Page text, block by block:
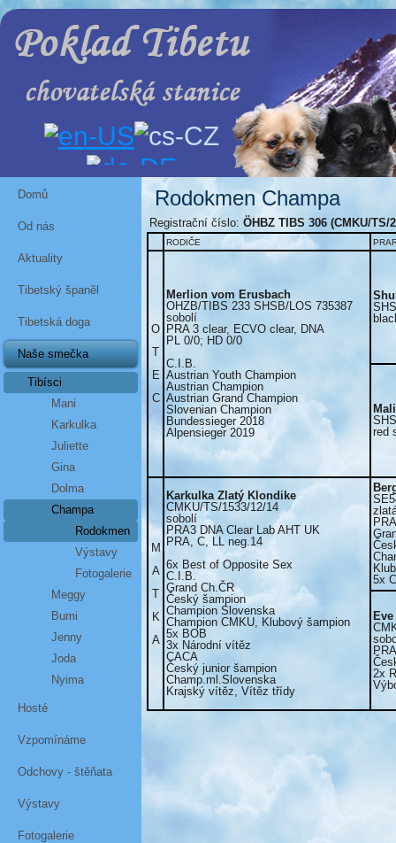
Domů
Od nás
Aktuality
Tibetský španěl
Tibetská doga
Naše smečka
Tibísci
Mani
Karkulka
Juliette
Gina
Dolma
Champa
Rodokmen
Výstavy
Fotogalerie
Meggy
Bumi
Jenny
Joda
Nyima
Hosté
Vzpomínáme
Odchovy - štěňata
Výstavy
Fotogalerie
Rodokmen Champa
Registrační číslo: ÖHBZ TIBS 306 (CMKU/TS/
RODIČE
O
T
E
C
Merlion vom Erusbach
OHZB/TIBS 233 SHSB/LOS 735387
sobolí
PRA 3 clear, ECVO clear, DNA
PL 0/0; HD 0/0
C.I.B.
Austrian Youth Champion
Austrian Champion
Austrian Grand Champion
Slovenian Champion
Bundessieger 2018
Alpensieger 2019
red
M
A
T
K
A
Karkulka Zlatý Klondike
CMKU/TS/1533/12/14
sobolí
PRA3 DNA Clear Lab AHT UK
PRA, C, LL neg.14
6x Best of Opposite Sex
C.I.B.
Grand Ch.ČR
Český šampion
Champion Slovenska
Champion CMKU, Klubový šampion
5x BOB
3x Národní vítěz
CACA
Český junior šampion
Champ.ml.Slovenska
Krajský vítěz, Vítěz třídy
5x
2x